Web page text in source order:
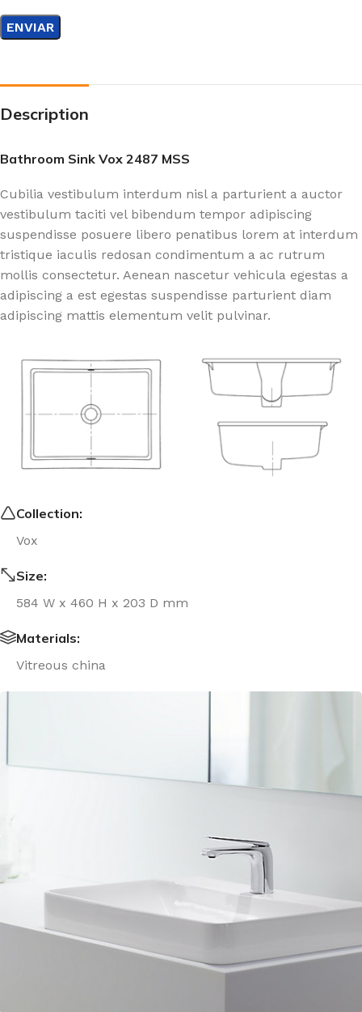
Description
Bathroom Sink Vox 2487 MSS
Cubilia vestibulum interdum nisl a parturient a auctor
vestibulum taciti vel bibendum tempor adipiscing
suspendisse posuere libero penatibus lorem at interdum
tristique iaculis redosan condimentum a ac rutrum
mollis consectetur. Aenean nascetur vehicula egestas a
adipiscing a est egestas suspendisse parturient diam
adipiscing mattis elementum velit pulvinar.
Collection:
Vox
Size:
584 W x 460 H x 203 D mm
Materials:
Vitreous china